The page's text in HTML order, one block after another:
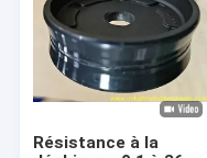
Résistance à la